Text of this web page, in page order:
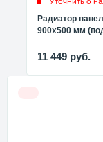
Радиатор
900x500 мм
11 449 руб.